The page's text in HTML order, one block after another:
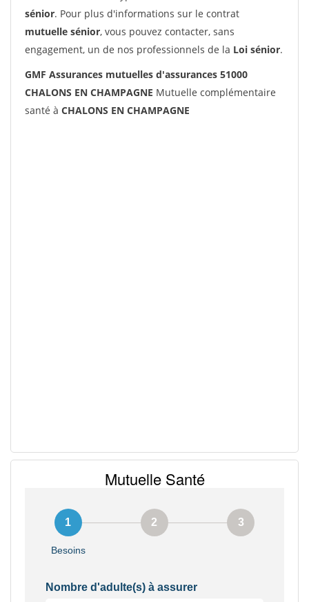
sénior. Pour plus d'informations sur le contrat
mutuelle sénior, vous pouvez contacter, sans
engagement, un de nos professionnels de la Loi sénior.
GMF Assurances mutuelles d'assurances 51000
CHALONS EN CHAMPAGNE Mutuelle complémentaire
santé à CHALONS EN CHAMPAGNE